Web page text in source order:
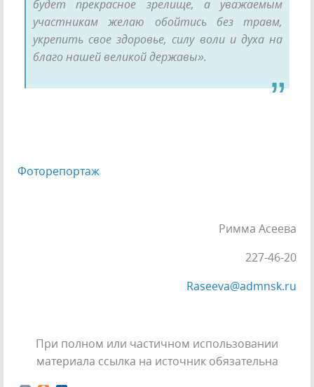
будет прекрасное зрелище, а уважаемым
участникам желаю обойтись без травм,
укрепить свое здоровье, силу воли и духа на
благо нашей великой державы».
Фоторепортаж
Римма Асеева
227-46-20
Raseeva@admnsk.ru
При полном или частичном использовании
материала ссылка на источник обязательна